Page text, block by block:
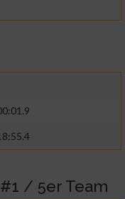
/ 5er Team